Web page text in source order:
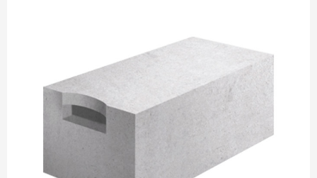
Газобетон (ЕвроАэроБетон)
ПЕРЕЙТИ
Газобетон Могилевский
Газосиликат
Газобетон ЛСР
Газобетон Poritep